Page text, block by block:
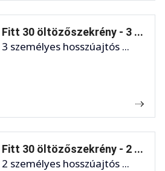
Fitt 30 öltözőszekrény - 3 ...
3 személyes hosszúajtós ...
Fitt 30 öltözőszekrény - 2 ...
2 személyes hosszúajtós ...